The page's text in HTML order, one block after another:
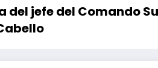
del jefe del Comando